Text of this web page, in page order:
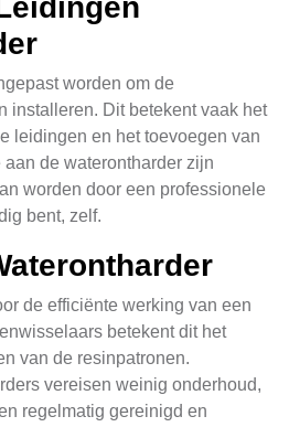
worden om de
installeren. Dit betekent vaak het
leidingen en het toevoegen van
de waterontharder zijn
worden door een professionele
bent, zelf.
de efficiënte werking van een
betekent dit het
van de resinpatronen.
vereisen weinig onderhoud,
regelmatig gereinigd en